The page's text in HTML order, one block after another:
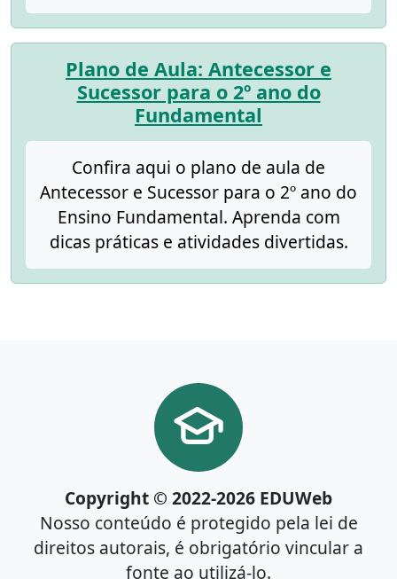
Plano de Aula: Antecessor e
Sucessor para o 2º ano do
Fundamental
Confira aqui o plano de aula de
Antecessor e Sucessor para o 2º ano do
Ensino Fundamental. Aprenda com
dicas práticas e atividades divertidas.
Copyright © 2022-2026 EDUWeb
Nosso conteúdo é protegido pela lei de
direitos autorais, é obrigatório vincular a
fonte ao utilizá-lo.